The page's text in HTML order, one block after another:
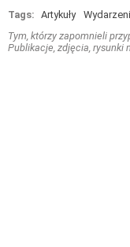
Tags: Artykuły
Tym, którzy zapomnieli
Publikacje, zdjęcia, rysunki